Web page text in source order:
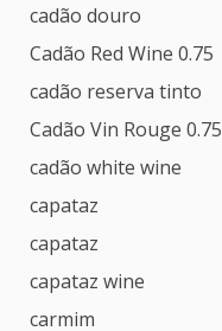
cadão douro
Cadão Red Wine 0.75
cadão reserva tinto
Cadão Vin Rouge 0.75
cadão white wine
capataz
capataz
capataz wine
carmim